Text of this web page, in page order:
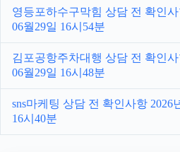
영등포하수구막힘 상담 전 확인사
06월29일 16시54분
김포공항주차대행 상담 전 확인사
06월29일 16시48분
sns마케팅 상담 전 확인사항 2026
16시40분